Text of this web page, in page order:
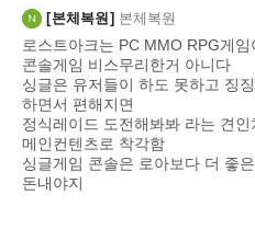
본체복원 본체복원
로스트아크는 PC MMO RPG게임
콘솔게임 비스무리한거 아니다
싱글은 유저들이 하도 못하고 징
하면서 편해지면
정식레이드 도전해봐봐 라는 견
메인컨텐츠로 착각함
싱글게임 콘솔은 로아보다 더 좋
돈내야지